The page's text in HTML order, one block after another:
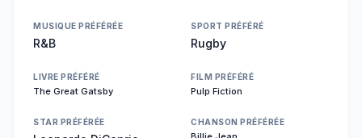
MUSIQUE PRÉFÉRÉE
R&B
SPORT PRÉFÉRÉ
Rugby
LIVRE PRÉFÉRÉ
The Great Gatsby
FILM PRÉFÉRÉ
Pulp Fiction
STAR PRÉFÉRÉE CHANSON PRÉFÉRÉE